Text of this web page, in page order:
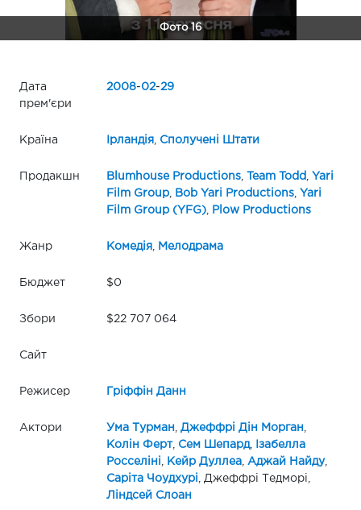
Фото 16
Дата
прем'єри
2008-02-29
Країна Ірландія, Сполучені Штати
Продакшн Blumhouse Productions, Team Todd
Yari
Film Group, Bob Yari Productions,
Yari
Film Group (YFG), Plow Productions
Жанр Комедія, Мелодрама
Бюджет $0
Збори $22 707 064
Сайт
Режисер Гріффін Данн
Актори Ума Турман Джеффрі Дін Морган
Колін Ферт, Сем Шепард,
Ізабелла
Росселіні
Кейр Дуллеа, Аджай Найду,
Саріта Чоудхурі , Джеффрі Тедморі,
Ліндсей Слоан